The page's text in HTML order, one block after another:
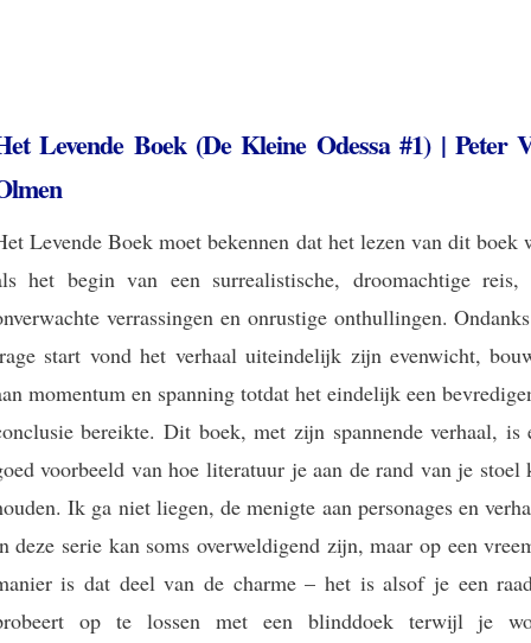
Levende Boek (De Kleine Odessa #1) | Peter
Levende Boek moet bekennen dat het lezen van dit boek
het begin van een surrealistische, droomachtige reis,
verrassingen en onrustige onthullingen.
start vond het verhaal uiteindelijk zijn evenwicht,
momentum en spanning totdat het eindelijk een
bereikte. Dit boek, met zijn spannende verhaal, is
voorbeeld van hoe literatuur je aan de rand van je stoel
Ik ga niet liegen, de menigte aan personages en
deze serie kan soms overweldigend zijn, maar op een
is dat deel van de charme – het is alsof je een
op te lossen met een blinddoek terwijl je